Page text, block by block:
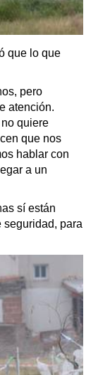
que lo que
pero
atención.
quiere
que nos
hablar con
a un
sí están
seguridad, para